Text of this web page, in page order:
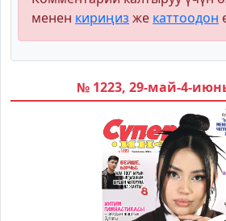
менен кириңиз же каттоодон
№ 1223, 29-май-4-